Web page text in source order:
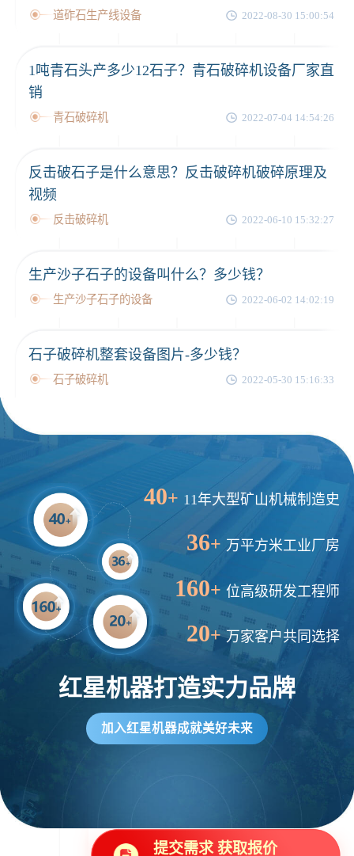
道砟石生产线设备 2022-08-30 15:00:54
1吨青石头产多少12石子？青石破碎机设备厂家直
销
青石破碎机 2022-07-04 14:54:26
反击破石子是什么意思？反击破碎机破碎原理及
视频
反击破碎机 2022-06-10 15:32:27
生产沙子石子的设备叫什么？多少钱？
生产沙子石子的设备 2022-06-02 14:02:19
石子破碎机整套设备图片-多少钱？
石子破碎机 2022-05-30 15:16:33
40+ 11年大型矿山机械制造史
36+ 万平方米工业厂房
160+ 位高级研发工程师
20+ 万家客户共同选择
红星机器打造实力品牌
加入红星机器成就美好未来
提交需求 获取报价